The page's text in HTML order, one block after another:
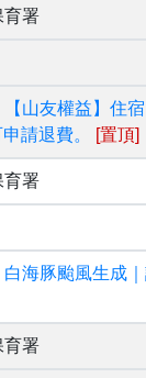
育署
【山友權益】住
請退費。
[置頂]
育署
白海豚颱風生成
育署